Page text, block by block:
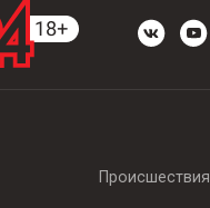
Происшествия